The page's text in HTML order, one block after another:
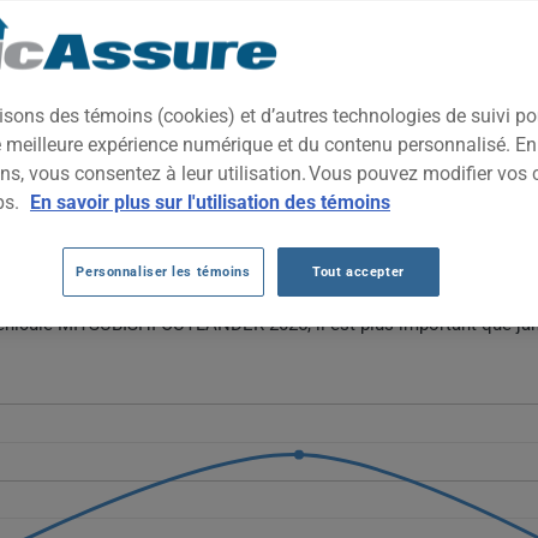
familial polyvalent offrant un bon équilibre entre espace
la recherche d'un véhicule pratique, sécuritaire et abordable
OUTLANDER 2025 DEPUIS 2024.
moyenne pour l'Outlander 2025 fluctue, passant de 2239 $ en
variations reflètent davantage un ajustement du marché
MITSUBISHI OUTLANDER 2025, il est plus important que
des témoins (cookies) et d’autres technologies de suivi
expérience numérique et du contenu personnalisé.
vous consentez à leur utilisation. Vous pouvez modifier vos
En savoir plus sur l'utilisation des témoins
Personnaliser les témoins Tout accepter